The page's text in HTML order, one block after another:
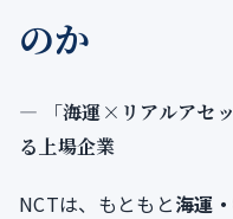
のか
― 「海運×リアルアセ
る上場企業
NCTは、もともと海運